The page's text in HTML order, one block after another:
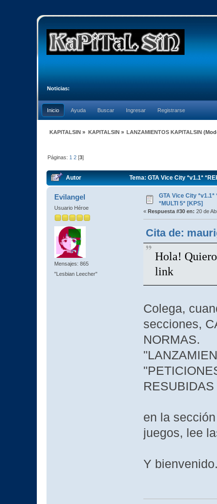
Noticias:
Inicio Ayuda Buscar Ingresar Registrarse
KAPITALSIN » KAPITALSIN» LANZAMIENTOS KAPITALSIN
Páginas: 1 2 [3]
Autor Tema: GTA Vice City *v1.1*
Evilangel
Usuario Héroe
Mensajes: 865
"Lesbian Leecher"
GTA Vice City *v1.1*
*MULTI 5* [KPS]
« Respuesta #30 en: 20 de
Cita de:
Hola!
link
Colega,
secciones,
NORMAS.
en la
juegos, lee
Y